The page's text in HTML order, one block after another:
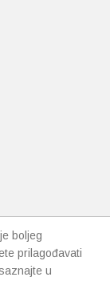
boljeg
prilagođavati
u